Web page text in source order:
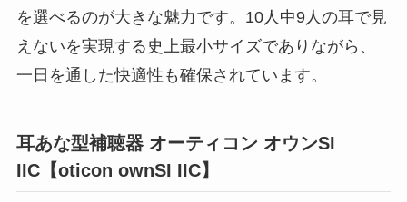
を選べるのが大きな魅力です。10人中9人の耳で見
えないを実現する史上最小サイズでありながら、
一日を通した快適性も確保されています。
耳あな型補聴器 オーティコン オウンSI
IIC【oticon ownSI IIC】